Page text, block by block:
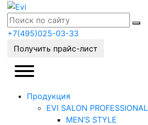
+7(495)025-03-33
Получить прайс-лист
Продукция
EVI SALON PROFESSIONAL
MEN’S STYLE